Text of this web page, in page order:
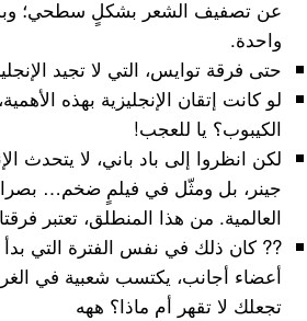
عن تصفيف الشعر بشكلٍ سطحي؛
واحدة.
حتى فرقة توايس، التي لا تجيد
لو كانت إتقان الإنجليزية بهذه
الكيبوب؟ يا للعجب!
لكن انظروا إلى باد باني، لا يتحدث
جينر، بل ومثّل في فيلمٍ ضخم…
العالمية. من هذا المنطلق، تعتبر
?? كان ذلك في نفس الفترة التي بدأ
تجعلك لا تقهر أم ماذا؟ ههه